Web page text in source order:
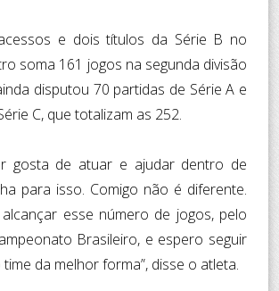
e dois títulos da Série B no
soma 161 jogos na segunda divisão
disputou 70 partidas de Série A e
C, que totalizam as 252.
gosta de atuar e ajudar dentro de
para isso. Comigo não é diferente.
esse número de jogos, pelo
Brasileiro, e espero seguir
da melhor forma”, disse o atleta.